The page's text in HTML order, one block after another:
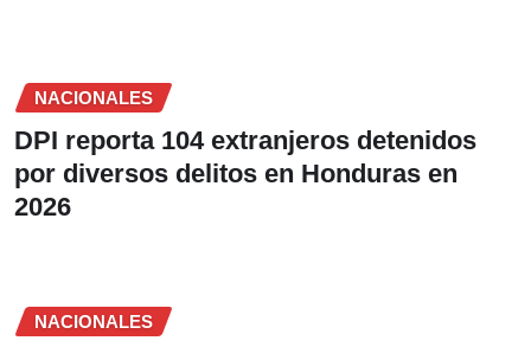
NACIONALES
DPI reporta 104 extranjeros detenidos
por diversos delitos en Honduras en
2026
NACIONALES